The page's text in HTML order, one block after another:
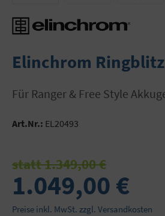
Elinchrom Ringblitz
für Ranger & Free Style
Art.Nr.: EL20493
statt 1.349,00 €
1.049,00 €
Preise inkl. MwSt. zzgl. Versandkosten